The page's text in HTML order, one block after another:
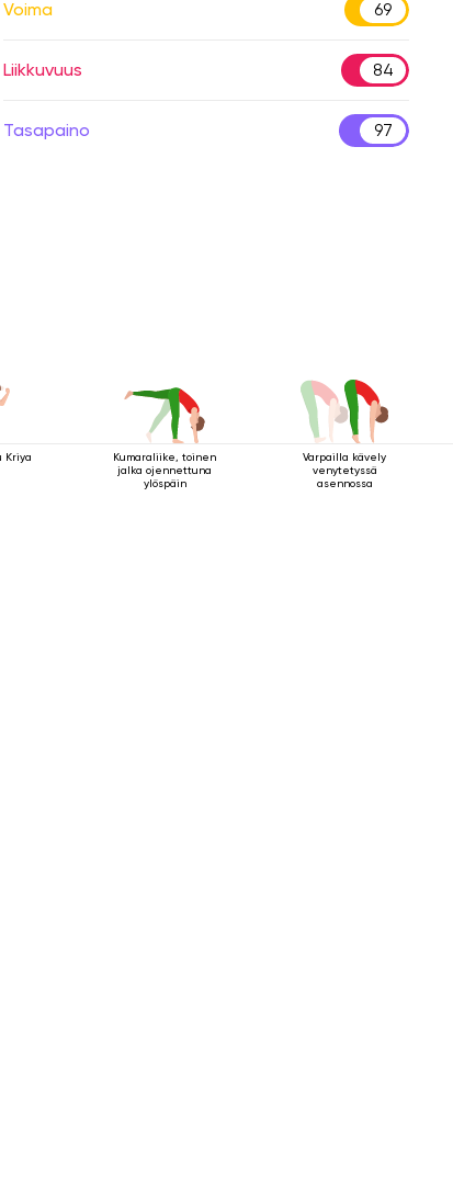
Voima 69
Liikkuvuus 84
Tasapaino 97
Kriya
Kumaraliike, toinen
jalka ojennettuna
ylöspäin
Varpailla kävely
venytetyssä
asennossa